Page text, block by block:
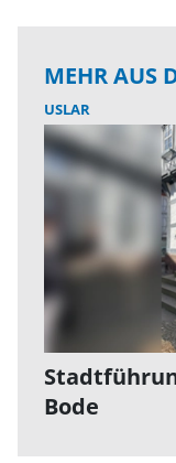
MEHR AUS
USLAR
Bode